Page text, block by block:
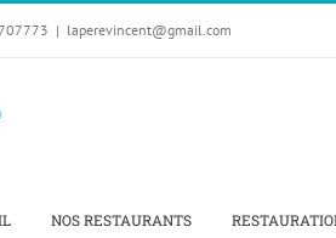
| laperevincent@gmail.com
NOS RESTAURANTS